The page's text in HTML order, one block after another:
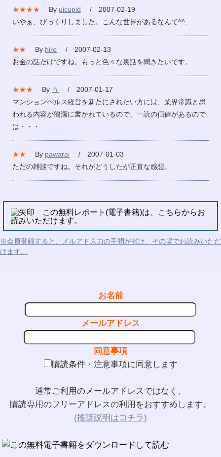
★★★★ By uicupid
/ 2007-02-19
いやぁ、びっくりしました。こんな世界があるなんて^^;
★★ By hiro
/ 2007-02-13
お金の話だけですね。もっと色々な裏話を聞きたいです。
★★★ By う
/ 2007-01-17
マンションヘルス経営を新たにされたい方には、業界常識と思
われる内容が簡潔に書かれているので、一読の価値があるので
は・・・
★★ By pawarai
/ 2007-01-03
ただの雑談ですね。それがどうしたが正直な感想。
この無料レポート(電子書籍)は、こちらからお
読みいただけます。
※会員登録すると、メルアド入力の手間が省け、その場でお読みいただ
けます。
お名前
メールアドレス
同意事項
購読条件・注意事項に同意します
通常ご利用のメールアドレスではなく、
購読専用のフリーアドレスの利用をおすすめします。
(推奨説明はコチラ)